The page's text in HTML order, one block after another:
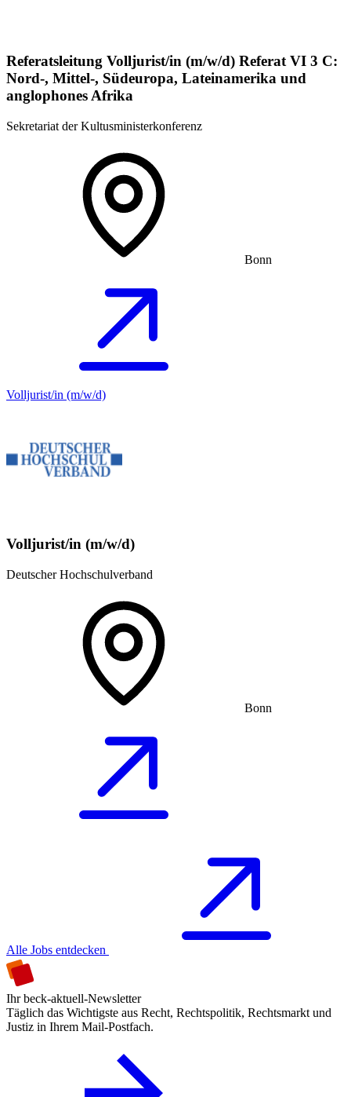
Referatsleitung Volljurist/in (m/w/d) Referat VI 3 C:
Nord-, Mittel-, Südeuropa, Lateinamerika und
anglophones Afrika
Sekretariat der Kultusministerkonferenz
Bonn
Volljurist/in (m/w/d)
Volljurist/in (m/w/d)
Deutscher Hochschulverband
Bonn
Alle Jobs entdecken
Ihr beck-aktuell-Newsletter
Täglich das Wichtigste aus Recht, Rechtspolitik, Rechtsmarkt und
Justiz in Ihrem Mail-Postfach.